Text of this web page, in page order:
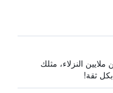
النزلاء، مثلك
بكل ثقة!